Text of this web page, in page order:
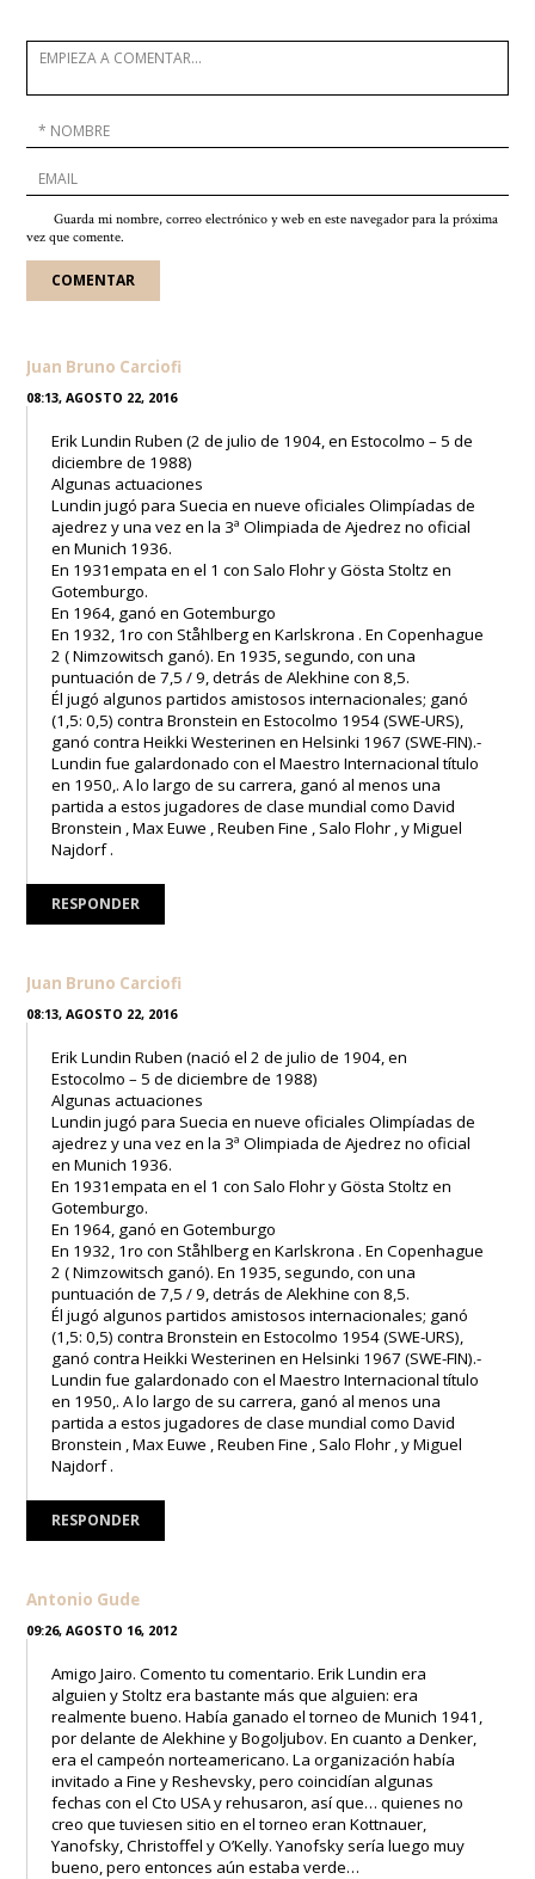
Guarda mi nombre, correo electrónico y web en este navegador para la próxima
vez que comente.
Juan Bruno Carciofi
08:13, AGOSTO 22, 2016
Erik Lundin Ruben (2 de julio de 1904, en Estocolmo – 5 de
diciembre de 1988)
Algunas actuaciones
Lundin jugó para Suecia en nueve oficiales Olimpíadas de
ajedrez y una vez en la 3ª Olimpiada de Ajedrez no oficial
en Munich 1936.
En 1931empata en el 1 con Salo Flohr y Gösta Stoltz en
Gotemburgo.
En 1964, ganó en Gotemburgo
En 1932, 1ro con Ståhlberg en Karlskrona . En Copenhague
2 ( Nimzowitsch ganó). En 1935, segundo, con una
puntuación de 7,5 / 9, detrás de Alekhine con 8,5.
Él jugó algunos partidos amistosos internacionales; ganó
(1,5: 0,5) contra Bronstein en Estocolmo 1954 (SWE-URS),
ganó contra Heikki Westerinen en Helsinki 1967 (SWE-FIN).-
Lundin fue galardonado con el Maestro Internacional título
en 1950,. A lo largo de su carrera, ganó al menos una
partida a estos jugadores de clase mundial como David
Bronstein , Max Euwe , Reuben Fine , Salo Flohr , y Miguel
Najdorf .
RESPONDER
Juan Bruno Carciofi
08:13, AGOSTO 22, 2016
Erik Lundin Ruben (nació el 2 de julio de 1904, en
Estocolmo – 5 de diciembre de 1988)
Algunas actuaciones
Lundin jugó para Suecia en nueve oficiales Olimpíadas de
ajedrez y una vez en la 3ª Olimpiada de Ajedrez no oficial
en Munich 1936.
En 1931empata en el 1 con Salo Flohr y Gösta Stoltz en
Gotemburgo.
En 1964, ganó en Gotemburgo
En 1932, 1ro con Ståhlberg en Karlskrona . En Copenhague
2 ( Nimzowitsch ganó). En 1935, segundo, con una
puntuación de 7,5 / 9, detrás de Alekhine con 8,5.
Él jugó algunos partidos amistosos internacionales; ganó
(1,5: 0,5) contra Bronstein en Estocolmo 1954 (SWE-URS),
ganó contra Heikki Westerinen en Helsinki 1967 (SWE-FIN).-
Lundin fue galardonado con el Maestro Internacional título
en 1950,. A lo largo de su carrera, ganó al menos una
partida a estos jugadores de clase mundial como David
Bronstein , Max Euwe , Reuben Fine , Salo Flohr , y Miguel
Najdorf .
RESPONDER
Antonio Gude
09:26, AGOSTO 16, 2012
Amigo Jairo. Comento tu comentario. Erik Lundin era
alguien y Stoltz era bastante más que alguien: era
realmente bueno. Había ganado el torneo de Munich 1941,
por delante de Alekhine y Bogoljubov. En cuanto a Denker,
era el campeón norteamericano. La organización había
invitado a Fine y Reshevsky, pero coincidían algunas
fechas con el Cto USA y rehusaron, así que… quienes no
creo que tuviesen sitio en el torneo eran Kottnauer,
Yanofsky, Christoffel y O’Kelly. Yanofsky sería luego muy
bueno, pero entonces aún estaba verde…